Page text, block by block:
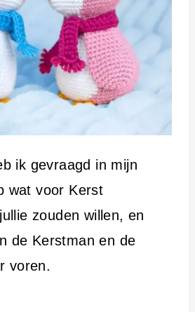
ik gevraagd in mijn
wat voor Kerst
zouden willen, en
de Kerstman en de
voren.